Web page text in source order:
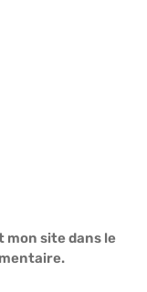
mon site dans le